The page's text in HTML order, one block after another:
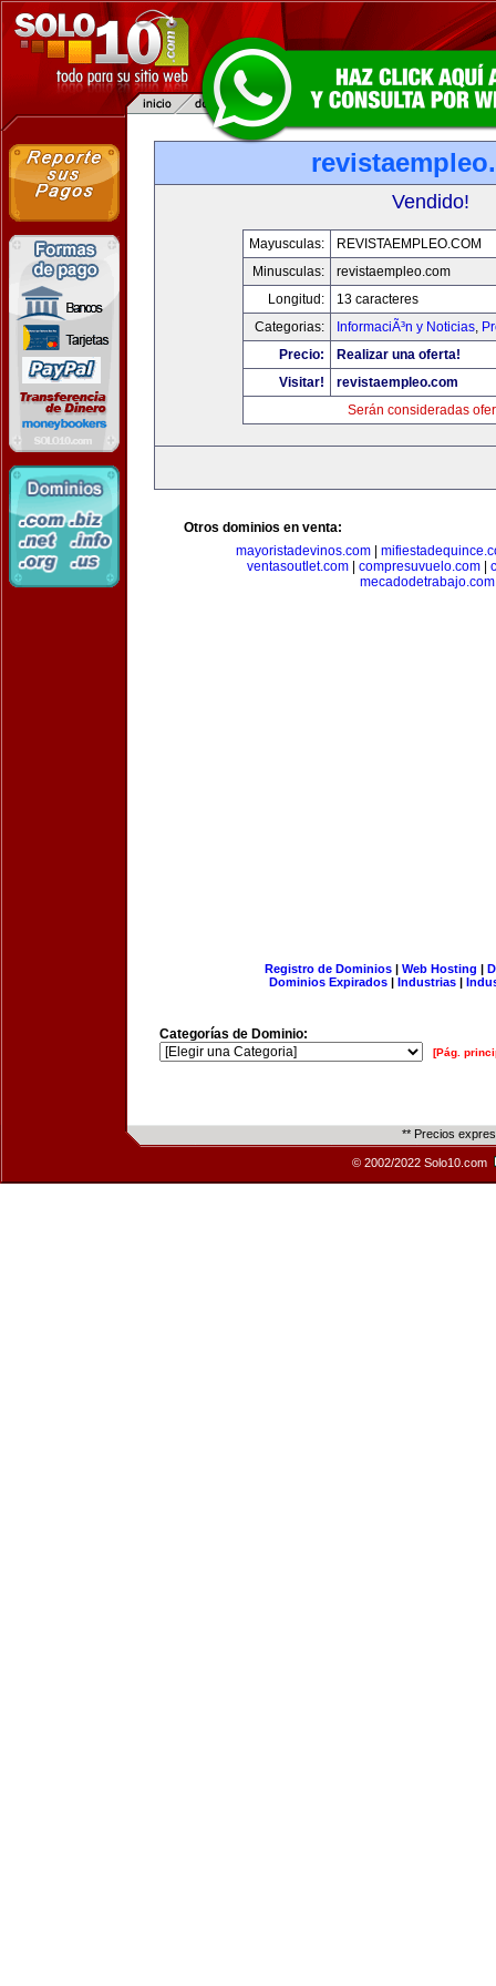
Vendido!
Mayusculas:
REVISTAEMPLEO.COM
Minusculas:
revistaempleo.com
Longitud:
13 caracteres
Categorias:
InformaciÃ³n y Noticias,
Precio:
Realizar una oferta!
Visitar!
revistaempleo.com
Serán consideradas
Otros dominios en venta:
mayoristadevinos.com
ventasoutlet.com
compresuvuelo.com
mecadodetrabajo.com
Registro de Dominios| Web Hosting |
Dominios Expirados | Industrias |
Categorías de Dominio:
[Pág.
** Precios
© 2002/2022 Solo10.com